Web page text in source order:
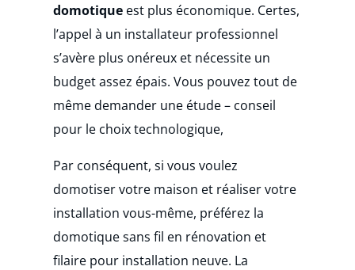
domotique est plus économique. Certes,
l’appel à un installateur professionnel
s’avère plus onéreux et nécessite un
budget assez épais. Vous pouvez tout de
même demander une étude – conseil
pour le choix technologique,
Par conséquent, si vous voulez
domotiser votre maison et réaliser votre
installation vous-même, préférez la
domotique sans fil en rénovation et
filaire pour installation neuve. La